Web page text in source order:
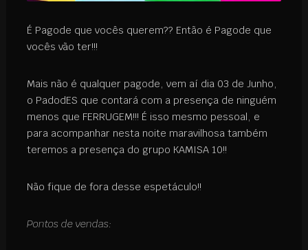
É Pagode que vocês querem?? Então é Pagode que
vocês vão ter!!!
Mais não é qualquer pagode, vem aí dia 03 de Junho,
o PadodES que contará com a presença de ninguém
menos que FERRUGEM!!! É isso mesmo pessoal, e
para acompanhar nesta noite maravilhosa também
teremos a presença do grupo KAMISA 10!!
Não fique de fora desse espetáculo!!
Pontos de vendas: